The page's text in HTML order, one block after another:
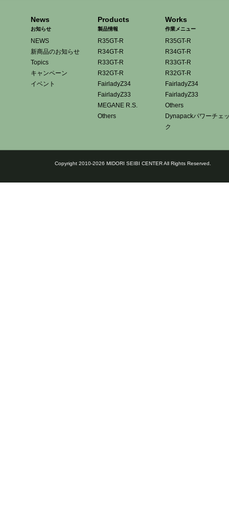
News
お知らせ
NEWS
新商品のお知らせ
Topics
キャンペーン
イベント
Products
製品情報
R35GT-R
R34GT-R
R33GT-R
R32GT-R
FairladyZ34
FairladyZ33
MEGANE R.S.
Others
Works
作業メニュー
R35GT-R
R34GT-R
R33GT-R
R32GT-R
FairladyZ34
FairladyZ33
Others
Dynapackパワーチェ
ク
Copyright 2010-2026 MIDORI SEIBI CENTER All Rights Reserved.